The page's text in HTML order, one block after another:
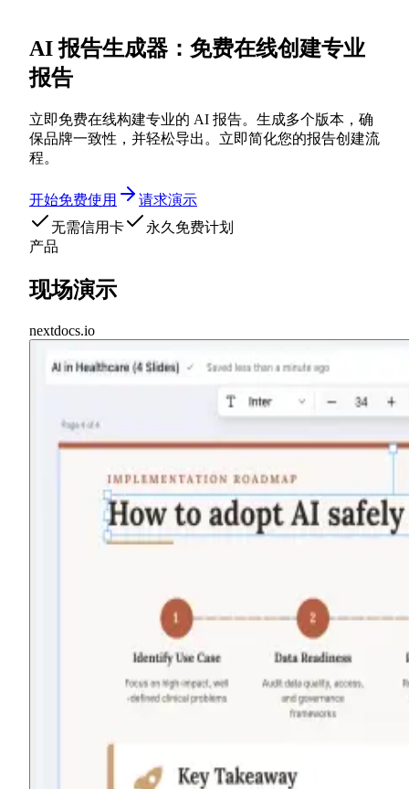
AI 报告生成器：免费在线创建专业
报告
立即免费在线构建专业的 AI 报告。生成多个版本，确
保品牌一致性，并轻松导出。立即简化您的报告创建流
程。
开始免费使用
请求演示
无需信用卡
永久免费计划
产品
现场演示
nextdocs.io